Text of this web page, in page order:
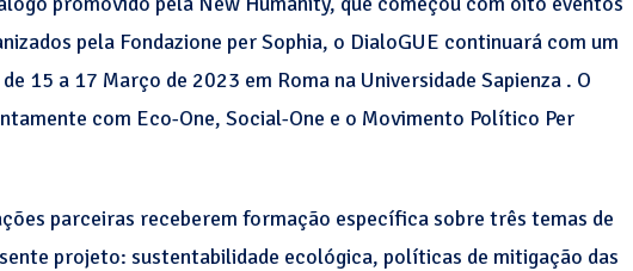
pela Fondazione per Sophia, o DialoGUE continuará com um
15 a 17 Março de 2023 em Roma na Universidade Sapienza . O
com Eco-One, Social-One e o Movimento Político Per
parceiras receberem formação específica sobre três temas de
projeto: sustentabilidade ecológica, políticas de mitigação das